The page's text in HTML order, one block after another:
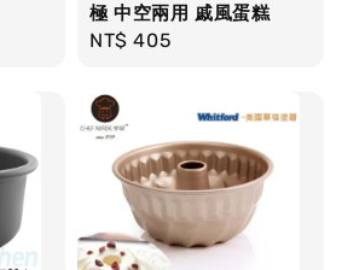
極 中空兩用 戚風蛋糕
Regular
NT$ 405